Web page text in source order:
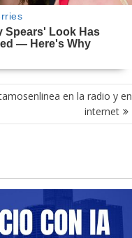
en la radio y en
internet